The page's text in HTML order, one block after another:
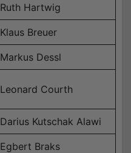
Ruth Hartwig
Klaus Breuer
Markus Dessl
Leonard Courth
Darius Kutschak Alawi
Egbert Braks